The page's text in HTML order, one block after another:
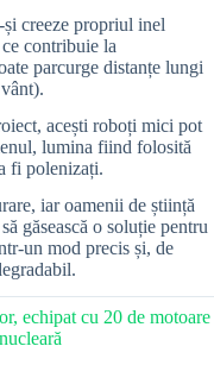
creeze propriul inel
contribuie la
parcurge distanțe lungi
acești roboți mici pot
lumina fiind folosită
fi polenizați.
iar oamenii de știință
găsească o soluție pentru
un mod precis și, de
echipat cu 20 de motoare